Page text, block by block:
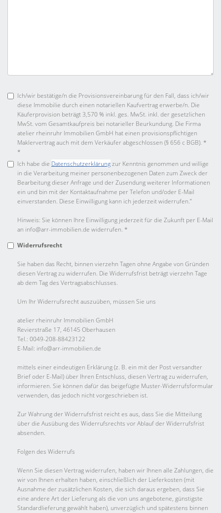
Ich/wir bestätige/n die Provisionsvereinbarung für den Fall, dass ich/wir
diese Immobilie durch einen notariellen Kaufvertrag erwerbe/n. Die
Käuferprovision beträgt 3,570 % inkl. ges. MwSt. inkl. der gesetzlichen
MwSt. vom Gesamtkaufpreis bei notarieller Beurkundung. Die Firma
atelier rheinruhr Immobilien GmbH hat einen provisionspflichtigen
Maklervertrag auch mit dem Verkäufer abgeschlossen (§ 656 c BGB). *
*
Ich habe die Datenschutzerklärungzur Kenntnis genommen und willige
in die Verarbeitung meiner personenbezogenen Daten zum Zweck der
Bearbeitung dieser Anfrage und der Zusendung weiterer Informationen
ein und bin mit der Kontaktaufnahme per Telefon und/oder E-Mail
einverstanden. Diese Einwilligung kann ich jederzeit widerrufen.”
Hinweis: Sie können Ihre Einwilligung jederzeit für die Zukunft per E-Mail
an info@arr-immobilien.de widerrufen. *
Widerrufsrecht
Sie haben das Recht, binnen vierzehn Tagen ohne Angabe von Gründen
diesen Vertrag zu widerrufen. Die Widerrufsfrist beträgt vierzehn Tage
ab dem Tag des Vertragsabschlusses.
Um Ihr Widerrufsrecht auszuüben, müssen Sie uns
atelier rheinruhr Immobilien GmbH
Revierstraße 17, 46145 Oberhausen
Tel.: 0049-208-88423122
E-Mail: info@arr-immobilien.de
mittels einer eindeutigen Erklärung (z. B. ein mit der Post versandter
Brief oder E-Mail) über Ihren Entschluss, diesen Vertrag zu widerrufen,
informieren. Sie können dafür das beigefügte Muster-Widerrufsformular
verwenden, das jedoch nicht vorgeschrieben ist.
Zur Wahrung der Widerrufsfrist reicht es aus, dass Sie die Mitteilung
über die Ausübung des Widerrufsrechts vor Ablauf der Widerrufsfrist
absenden.
Folgen des Widerrufs
Wenn Sie diesen Vertrag widerrufen, haben wir Ihnen alle Zahlungen, die
wir von Ihnen erhalten haben, einschließlich der Lieferkosten (mit
Ausnahme der zusätzlichen Kosten, die sich daraus ergeben, dass Sie
eine andere Art der Lieferung als die von uns angebotene, günstigste
Standardlieferung gewählt haben), unverzüglich und spätestens binnen